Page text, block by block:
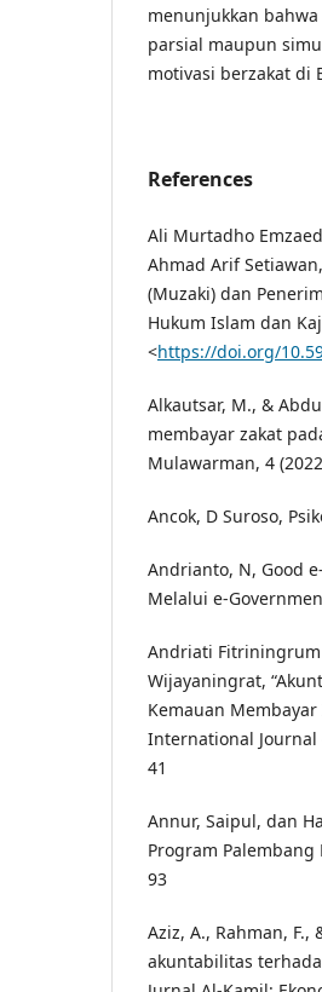
menunjukkan
parsial maupun
motivasi berzakat di
References
Ali Murtadho
Ahmad Arif
(Muzaki) dan
Hukum Islam dan
<https://doi.org/
Alkautsar, M., &
membayar zakat
Mulawarman, 4
Ancok, D Suroso,
Andrianto, N, Good
Melalui e-
Andriati
Wijayaningrat,
Kemauan
International Journal
41
Annur, Saipul, dan
Program Palembang
93
Aziz, A., Rahman,
akuntabilitas